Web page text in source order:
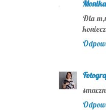
Monika
Dla